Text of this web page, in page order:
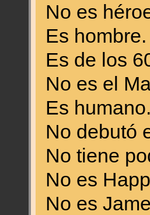
No es
Es hombre.
Es de los
No es el
Es humano.
No debutó
No tiene
No es
No es